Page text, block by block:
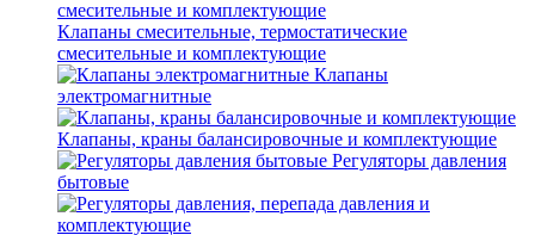
Клапаны смесительные, термостатические
смесительные и комплектующие
Клапаны
электромагнитные
Клапаны, краны балансировочные и комплектующие
Регуляторы давления
бытовые